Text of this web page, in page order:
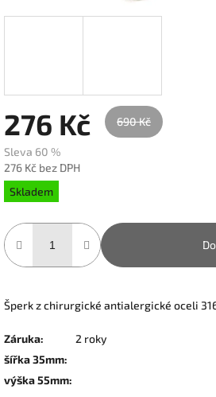
276 Kč 690 Kč
Sleva 60 %
276 Kč bez DPH
Měrná
cena:
Skladem
Šperk z chirurgické antialergické oceli
Záruka:
2 roky
šířka 35mm:
výška 55mm: